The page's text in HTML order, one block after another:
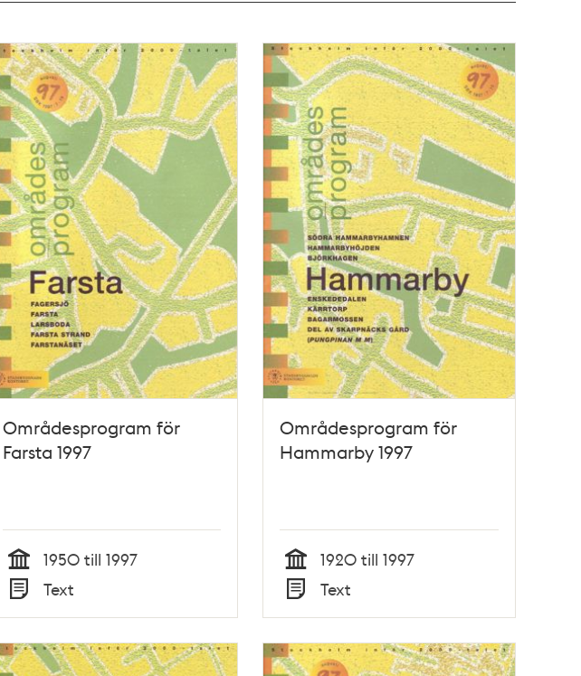
Områdesprogram för
Farsta 1997
Tid
1950 till 1997
Typ
Text
Områdesprogram för
Hammarby 1997
Tid
1920 till 1997
Typ
Text